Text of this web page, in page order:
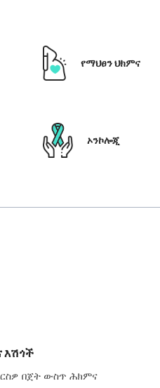
የማህፀን ህክምና
ኦንኮሎጂ
እሽጎች
በጀት ውስጥ ሕክምና